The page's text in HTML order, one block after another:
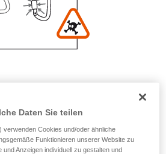
Karabiner und
Am’D-Karabiner und einen
Daten Sie teilen
verwenden Cookies und/oder ähnliche
Funktionieren unserer Website zu
Anzeigen individuell zu gestalten und